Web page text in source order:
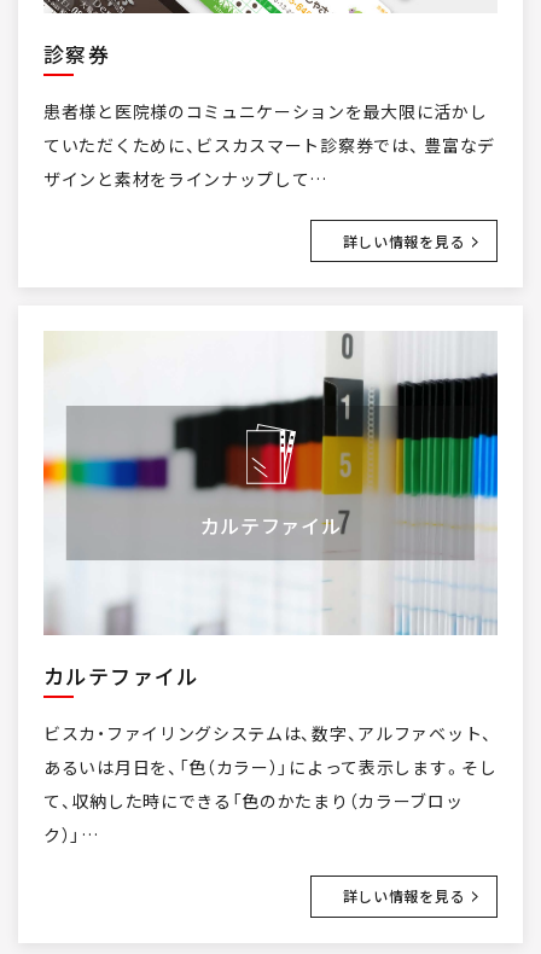
診察券
患者様と医院様のコミュニケーションを最大限に活かし
ていただくために、ビスカスマート診察券では、 豊富なデ
ザインと素材をラインナップして…
詳しい情報を見る
カルテファイル
カルテファイル
ビスカ・ファイリングシステムは、数字、アルファベット、
あるいは月日を、「色（カラー）」によって表示します。そし
て、収納した時にできる「色のかたまり（カラーブロッ
ク）」…
詳しい情報を見る